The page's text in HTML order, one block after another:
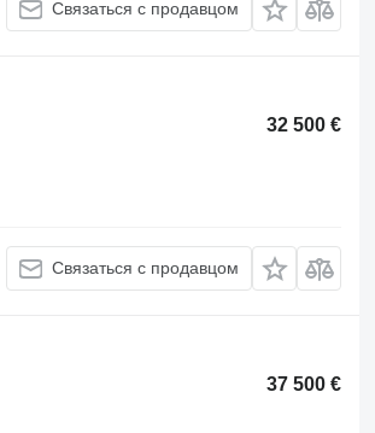
Связаться с продавцом
32 500 €
Связаться с продавцом
37 500 €